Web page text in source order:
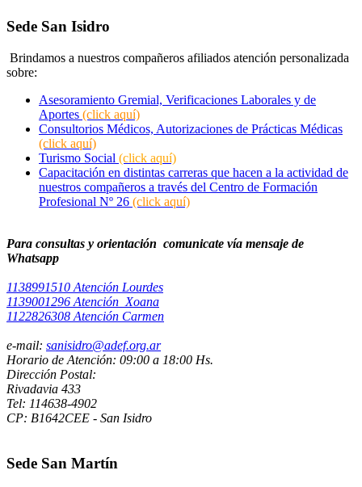
Sede San Isidro
Brindamos a nuestros compañeros afiliados atención personalizada
sobre:
Asesoramiento Gremial, Verificaciones Laborales y de
Aportes (click aquí)
Consultorios Médicos, Autorizaciones de Prácticas Médicas
(click aquí)
Turismo Social (click aquí)
Capacitación en distintas carreras que hacen a la actividad de
nuestros compañeros a través del Centro de Formación
Profesional Nº 26 (click aquí)
Para consultas y orientación comunicate vía mensaje de
Whatsapp
1138991510 Atención Lourdes
1139001296 Atención Xoana
1122826308 Atención Carmen
e-mail: sanisidro@adef.org.ar
Horario de Atención: 09:00 a 18:00 Hs.
Dirección Postal:
Rivadavia 433
Tel: 114638-4902
CP: B1642CEE - San Isidro
Sede San Martín